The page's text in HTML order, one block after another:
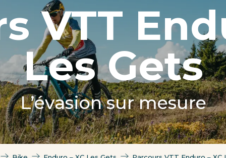
VTT
Les Gets
L’évasion sur mesure